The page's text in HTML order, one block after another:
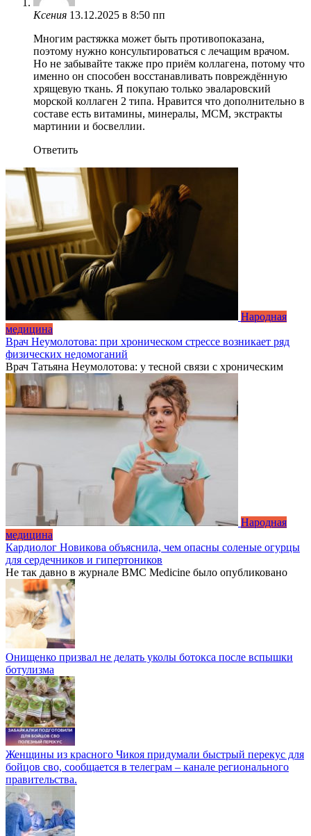
Ксения 13.12.2025 в 8:50 пп
Многим растяжка может быть противопоказана,
поэтому нужно консультироваться с лечащим врачом.
Но не забывайте также про приём коллагена, потому что
именно он способен восстанавливать повреждённую
хрящевую ткань. Я покупаю только эваларовский
морской коллаген 2 типа. Нравится что дополнительно в
составе есть витамины, минералы, МСМ, экстракты
мартинии и босвеллии.
Ответить
Народная
медицина
Врач Неумолотова: при хроническом стрессе возникает ряд
физических недомоганий
Врач Татьяна Неумолотова: у тесной связи с хроническим
Народная
медицина
Кардиолог Новикова объяснила, чем опасны соленые огурцы
для сердечников и гипертоников
Не так давно в журнале BMC Medicine было опубликовано
Онищенко призвал не делать уколы ботокса после вспышки
ботулизма
Женщины из красного Чикоя придумали быстрый перекус для
бойцов сво, сообщается в телеграм – канале регионального
правительства.